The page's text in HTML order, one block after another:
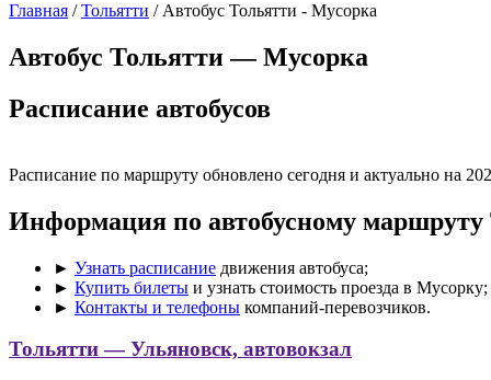
Главная /Тольятти / Автобус Тольятти - Мусорка
Автобус Тольятти — Мусорка
Раcписание автобусов
Расписание по маршруту обновлено сегодня и актуально на
Информация по автобусному
► Узнать расписание движения автобуса;
► Купить билеты и узнать стоимость проезда в Мусорку;
► Контакты и телефоны компаний-перевозчиков.
Тольятти — Ульяновск, автовокзал